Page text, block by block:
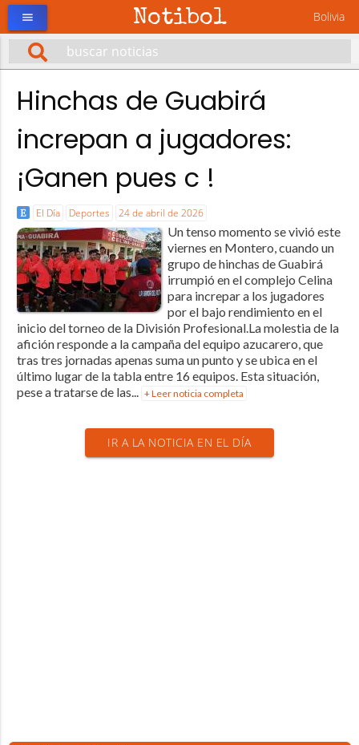
Notibol Bolivia
menu
Hinchas de Guabirá
increpan a jugadores:
¡Ganen pues c !
El Día Deportes 24 de abril de 2026
Un tenso momento se vivió este
viernes en Montero, cuando un
grupo de hinchas de Guabirá
irrumpió en el complejo Celina
para increpar a los jugadores
por el bajo rendimiento en el
inicio del torneo de la División Profesional.La molestia de la
afición responde a la campaña del equipo azucarero, que
tras tres jornadas apenas suma un punto y se ubica en el
último lugar de la tabla entre 16 equipos. Esta situación,
pese a tratarse de las... + Leer noticia completa
IR A LA NOTICIA EN EL DÍA